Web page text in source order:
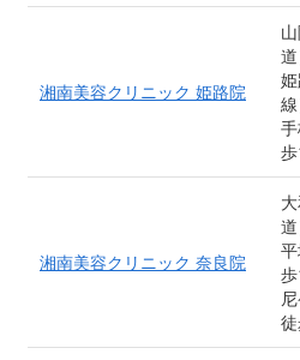
湘南美容クリニック 姫路院
湘南美容クリニック 奈良院